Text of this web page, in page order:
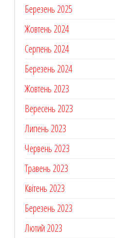
Березень 2025
Жовтень 2024
Серпень 2024
Березень 2024
Жовтень 2023
Вересень 2023
Липень 2023
Червень 2023
Травень 2023
Квітень 2023
Березень 2023
Лютий 2023